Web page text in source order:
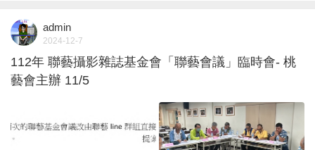
admin
2024-12-7
112年 聯藝攝影雜誌基金會「聯藝會議」臨時會- 桃
藝會主辦 11/5